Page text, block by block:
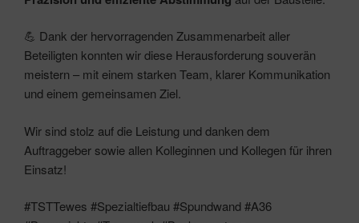
💪 Dank der hervorragenden Zusammenarbeit aller
Beteiligten konnten wir diese Herausforderung souverän
meistern – mit einem starken Team, klarer Kommunikation
und einem gemeinsamen Ziel.
Wir sind stolz auf die Leistung und danken dem
Auftraggeber sowie allen Kolleginnen und Kollegen für ihren
Einsatz!
#TSTTewes #Spezialtiefbau #Spundwand #A36